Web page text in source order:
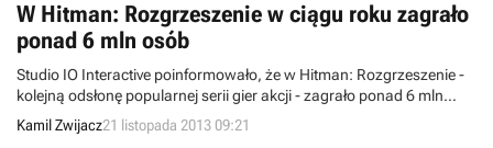
W Hitman: Rozgrzeszenie w ciągu roku zagrało
ponad 6 mln osób
Studio IO Interactive poinformowało, że w Hitman: Rozgrzeszenie -
kolejną odsłonę popularnej serii gier akcji - zagrało ponad 6 mln
osób. W trybie Kontrakty wykonano w sumie 9,5 mln zleceń.
Kamil Zwijacz21 listopada 2013 09:21